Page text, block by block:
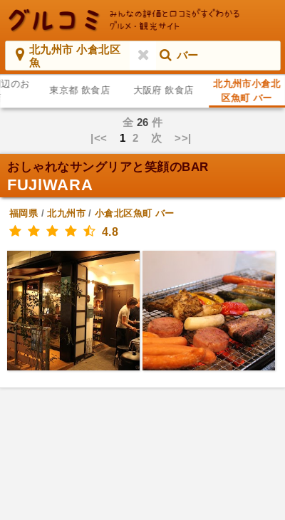
北九州市 小倉北区
魚
バー
のお
東京都 飲食店 大阪府 飲食店
北九州市小倉北
区魚町 バー
全 26 件
|<< 1 2 次 >>|
おしゃれなサングリアと笑顔のBAR
FUJlWARA
福岡県/北九州市/小倉北区魚町 バー
4.8